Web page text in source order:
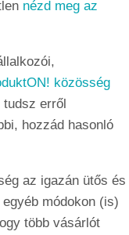
nézd meg az
közösség
tudsz erről
hozzád hasonló
az igazán ütős és
módokon (is)
több vásárlót